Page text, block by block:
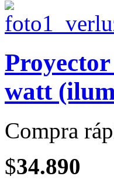
watt
Compra
$34.890